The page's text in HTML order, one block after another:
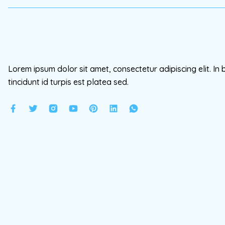
Lorem ipsum dolor sit amet, consectetur adipiscing elit. In
tincidunt id turpis est platea sed.